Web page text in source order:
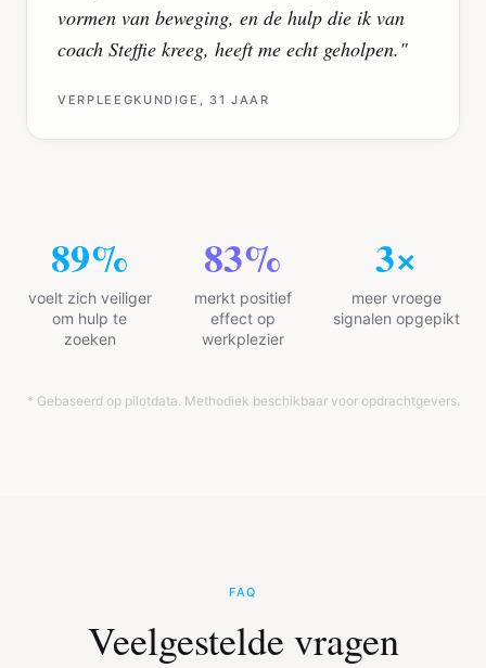
vormen van beweging, en de hulp die ik van
coach Steffie kreeg, heeft me echt geholpen."
VERPLEEGKUNDIGE, 31 JAAR
94%
voelt zich veiliger
om hulp te
zoeken
87%
merkt positief
effect op
werkplezier
3×
meer vroege
signalen opgepikt
* Gebaseerd op pilotdata. Methodiek beschikbaar voor opdrachtgevers.
FAQ
Veelgestelde vragen